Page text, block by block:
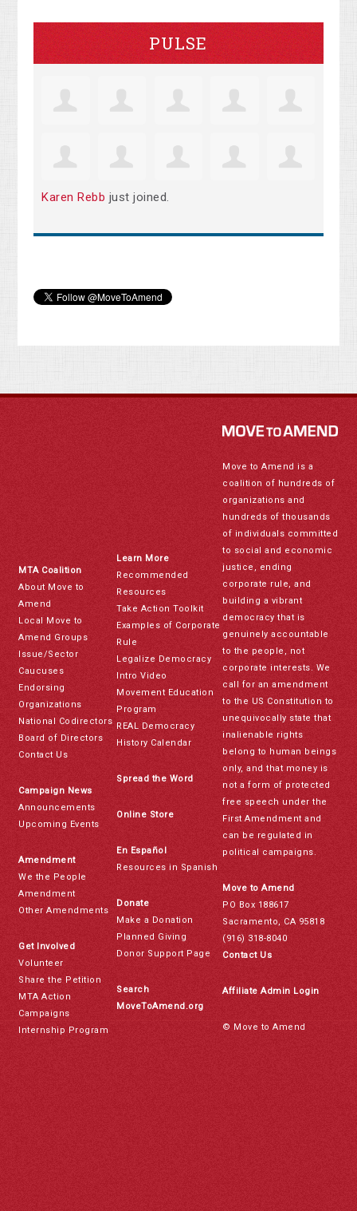
PULSE
Karen Rebb just joined.
MTA Coalition
About Move to
Amend
Local Move to
Amend Groups
Issue/Sector
Caucuses
Endorsing
Organizations
National Codirectors
Board of Directors
Contact Us
Campaign News
Announcements
Upcoming Events
Amendment
We the People
Amendment
Other Amendments
Get Involved
Volunteer
Share the Petition
MTA Action
Campaigns
Internship Program
Learn More
Recommended
Resources
Take Action Toolkit
Examples of Corporate
Rule
Legalize Democracy
Intro Video
Movement Education
Program
REAL Democracy
History Calendar
Spread the Word
Online Store
En Español
Resources in Spanish
Donate
Make a Donation
Planned Giving
Donor Support Page
Search
MoveToAmend.org
Move to Amend is a
coalition of hundreds of
organizations and
hundreds of thousands
of individuals committed
to social and economic
justice, ending
corporate rule, and
building a vibrant
democracy that is
genuinely accountable
to the people, not
corporate interests. We
call for an amendment
to the US Constitution to
unequivocally state that
inalienable rights
belong to human beings
only, and that money is
not a form of protected
free speech under the
First Amendment and
can be regulated in
political campaigns.
Move to Amend
PO Box 188617
Sacramento, CA 95818
(916) 318-8040
Contact Us
Affiliate Admin Login
© Move to Amend